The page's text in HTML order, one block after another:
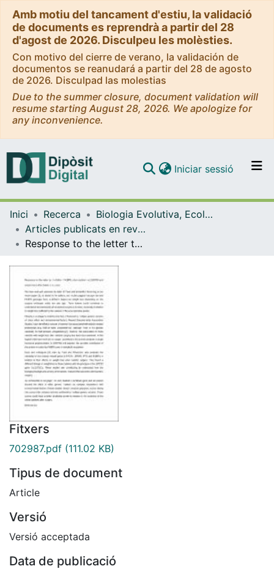
Amb motiu del tancament d'estiu, la validació
de documents es reprendrà a partir del 28
d'agost de 2026. Disculpeu les molèsties.
Con motivo del cierre de verano, la validación de
documentos se reanudará a partir del 28 de agosto
de 2026. Disculpad las molestias
Due to the summer closure, document validation will
resume starting August 28, 2026. We apologize for
any inconvenience.
Navega per tot el DD
Com publicar
Iniciar sessió (current)
Inici Recerca
Biologia Evolutiva, Ecologia i Ciències Ambientals
Articles publicats en revistes (Biologia Evolutiva, Ecologia i Ciències Ambientals)
Response to the letter to the editor: FKBP5 polymorphism rs1360780 and weight loss after bariatric surgery
Fitxers
702987.pdf (111.02 KB)
Tipus de document
Article
Versió
Versió acceptada
Data de publicació